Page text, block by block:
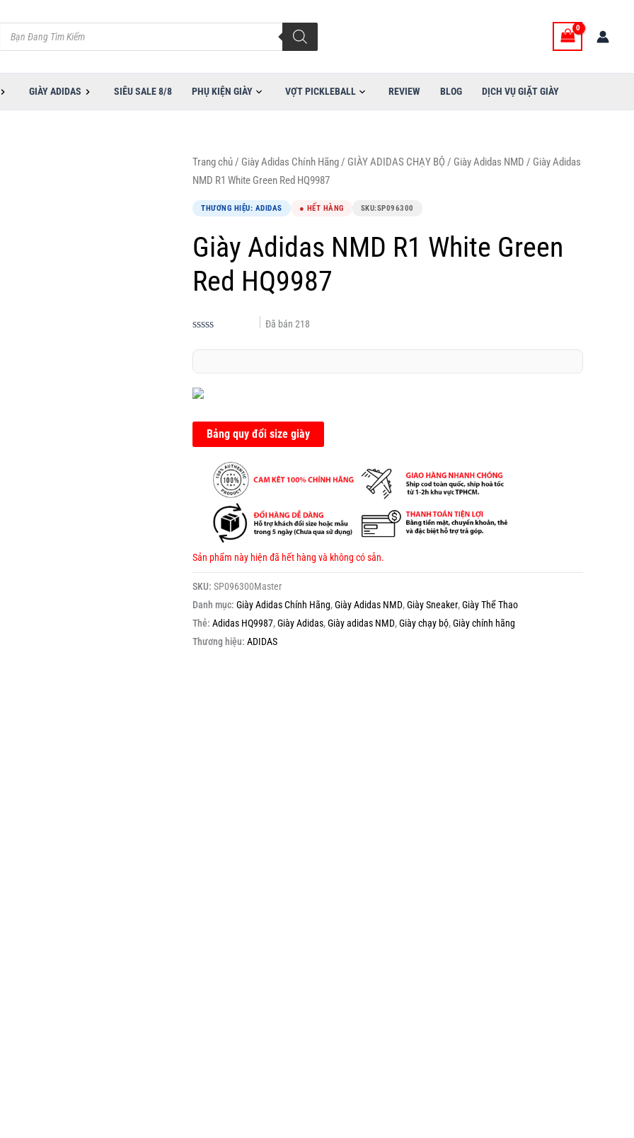
Tìm
kiếm
sản
GIÀY ADIDAS SIÊU SALE 8/8 PHỤ KIỆN GIÀY VỢT PICKLEBALL REVIEW BLOG DỊCH VỤ GIẶT GIÀY
Trang chủ/ Giày Adidas Chính Hãng/ GIÀY ADIDAS CHẠY BỘ / Giày Adidas NMD / Giày Adidas
NMD R1 White Green Red HQ9987
THƯƠNG HIỆU: ADIDAS ● HẾT HÀNG SKU:SP096300
Giày Adidas NMD R1 White Green
Red HQ9987
xếp
0.0
5
sao
Đã bán218
Bảng quy đổi size giày
Sản phẩm này hiện đã hết hàng và không có sẵn.
SKU: SP096300Master
Danh mục: Giày Adidas Chính Hãng,Giày Adidas NMD,Giày Sneaker,Giày Thể Thao
Thẻ: Adidas HQ9987,Giày Adidas,Giày adidas NMD,Giày chạy bộ,Giày chính hãng
Thương hiệu: ADIDAS